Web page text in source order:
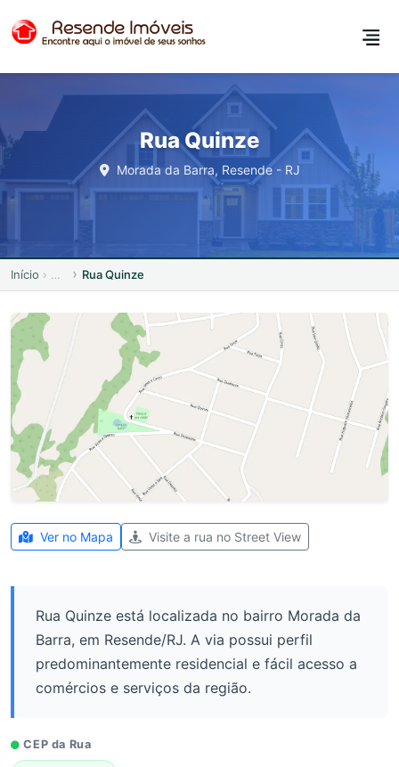
Rua Quinze
Morada da Barra, Resende - RJ
Início Rua Quinze
Ver no Mapa Visite a rua no Street View
Rua Quinze está localizada no bairro Morada da
Barra, em Resende/RJ. A via possui perfil
predominantemente residencial e fácil acesso a
comércios e serviços da região.
CEP da Rua